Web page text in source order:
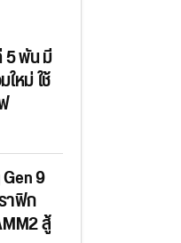
5 พัน มี
หม่ ใช้
9
าฟิก
สู้